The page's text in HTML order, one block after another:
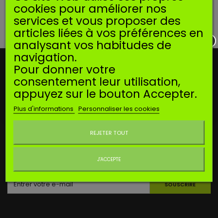
DÉJÀ VUS
NOTRE OFFRE
INFORMATIONS
MON COMPTE
CONTACTEZ-NOUS
LETTRE D'INFORMATIONS
SOUSCRIRE
cookies pour améliorer nos
services et vous proposer des
articles liées à vos préférences en
analysant vos habitudes de
navigation.
Pour donner votre
consentement leur utilisation,
appuyez sur le bouton Accepter.
Plus d'informations Personnaliser les cookies
REJETER TOUT
J'ACCEPTE